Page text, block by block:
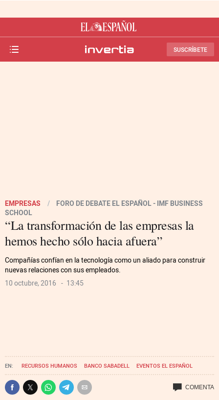
El
Invertia
EMPRESAS
FORO DE DEBATE EL ESPAÑOL - IMF BUSINESS
SCHOOL
“La transformación de las empresas la
hemos hecho sólo hacia afuera”
Compañías confían en la tecnología como un aliado para construir
nuevas relaciones con sus empleados.
10 octubre, 2016
13:45
RECURSOS HUMANOS BANCO SABADELL EVENTOS EL ESPAÑOL